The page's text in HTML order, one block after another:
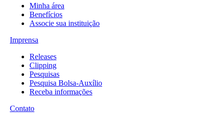
Minha área
Benefícios
Associe sua instituição
Imprensa
Releases
Clipping
Pesquisas
Pesquisa Bolsa-Auxílio
Receba informações
Contato